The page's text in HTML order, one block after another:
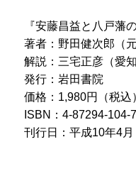
『安藤昌益と八戸藩
著者：野田健次郎（
解説：三宅正彦（愛
発行：岩田書院
価格：1,980円（税込
ISBN：4-87294-104-7
刊行日：平成10年4月